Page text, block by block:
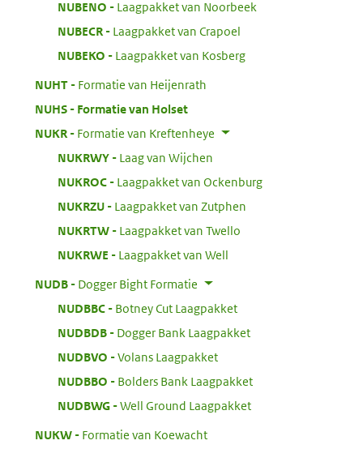
NUBENO
Laagpakket van Noorbeek
NUBECR:
Laagpakket van Crapoel
NUBEKO
Laagpakket van Kosberg
NUHT:
Formatie van Heijenrath
NUHS:
Formatie van Holset
NUKR:
Formatie van Kreftenheye
NUKRWY:
Laag van Wijchen
NUKROC:
Laagpakket van Ockenburg
NUKRZU:
Laagpakket van Zutphen
NUKRTW:
Laagpakket van Twello
NUKRWE
Laagpakket van Well
NUDB:
Dogger Bight Formatie
NUDBBC:
Botney Cut Laagpakket
NUDBDB:
Dogger Bank Laagpakket
NUDBVO
Volans Laagpakket
NUDBBO
Bolders Bank Laagpakket
NUDBWG:
Well Ground Laagpakket
NUKW:
Formatie van Koewacht